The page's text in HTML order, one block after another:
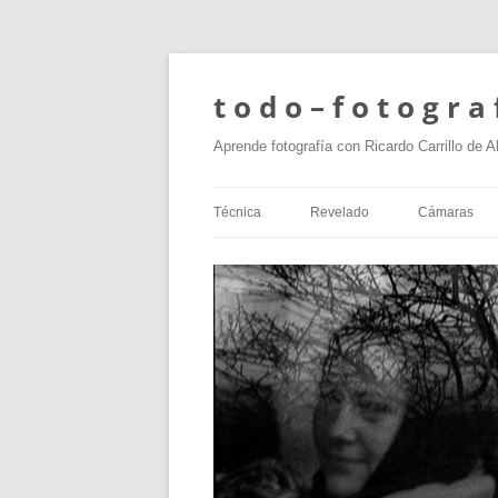
t o d o – f o t o g r a
Aprende fotografía con Ricardo Carrillo de
Técnica Revelado Cámaras